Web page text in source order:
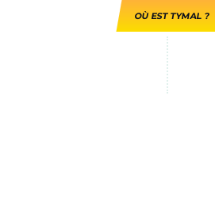
OÙ EST TYMAL ?